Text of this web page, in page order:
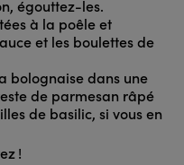
égouttez-les.
à la poêle et
et les boulettes de
bolognaise dans une
de parmesan râpé
de basilic, si vous en
!